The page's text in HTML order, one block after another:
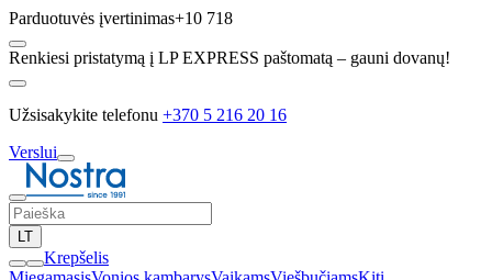
Parduotuvės įvertinimas+10 718
Renkiesi pristatymą į LP EXPRESS paštomatą – gauni dovanų!
Užsisakykite telefonu +370 5 216 20 16
Verslui
LT
Krepšelis